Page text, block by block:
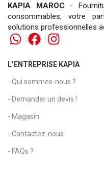
KAPIA MAROC -
consommables, votre
solutions professionnelles
L’ENTREPRISE KAPIA
- Qui sommes-nous ?
- Demander un devis !
- Magasin
- Contactez-nous
- FAQs ?